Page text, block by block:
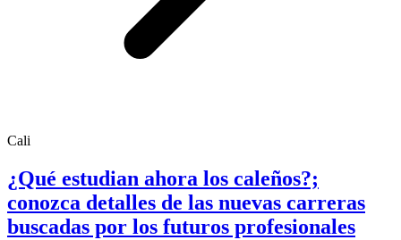
Cali
¿Qué estudian ahora los caleños?;
conozca detalles de las nuevas carreras
buscadas por los futuros profesionales